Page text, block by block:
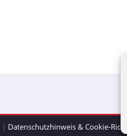
| Datenschutzhinweis & Cookie-